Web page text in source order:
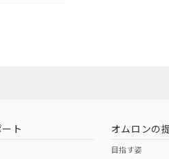
ト オムロンの
目指す姿